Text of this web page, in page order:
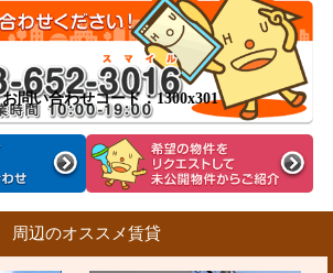
お問い合わせコード：1300x301
周辺のオススメ賃貸